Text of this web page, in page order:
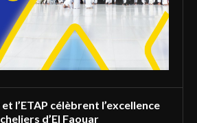
l’ETAP célèbrent l’excellence
d’El Faouar